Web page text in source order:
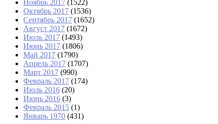
Ноябрь 2017 (1522)
Октябрь 2017 (1536)
Сентябрь 2017 (1652)
Август 2017 (1672)
Июль 2017 (1493)
Июнь 2017 (1806)
Май 2017 (1790)
Апрель 2017 (1707)
Март 2017 (990)
Февраль 2017 (174)
Июль 2016 (20)
Июнь 2016 (3)
Февраль 2015 (1)
Январь 1970 (431)